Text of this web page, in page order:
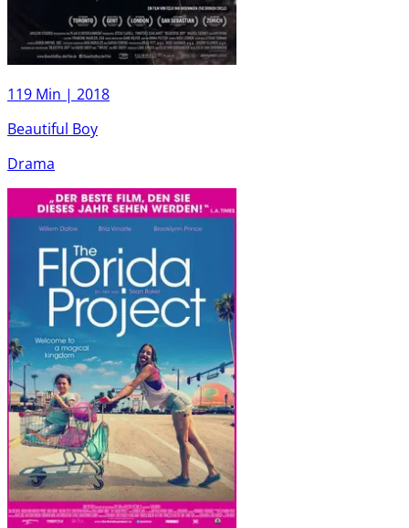
119 Min | 2018
Beautiful Boy
Drama